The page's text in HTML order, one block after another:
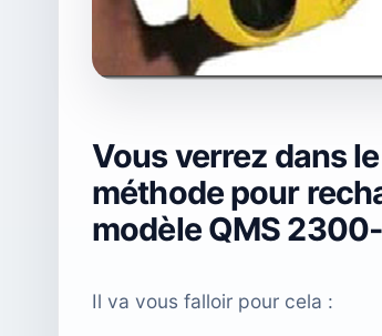
Vous verrez dans
méthode pour
modèle QMS
Il va vous falloir pour cela :